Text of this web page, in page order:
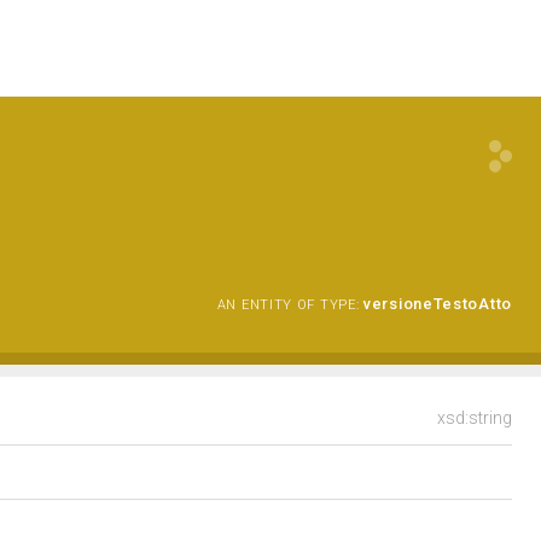
AN ENTITY OF TYPE: versioneTestoAtto
xsd:string